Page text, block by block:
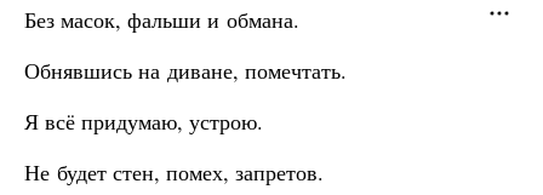
Без масок, фальши и обмана.
Обнявшись на диване, помечтать.
Я всё придумаю, устрою.
Не будет стен, помех, запретов.